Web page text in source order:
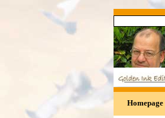
Direkt zum Seiteninhalt
0
Homepage